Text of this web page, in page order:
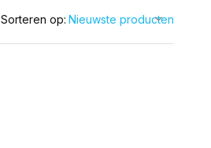
Sorteren op: